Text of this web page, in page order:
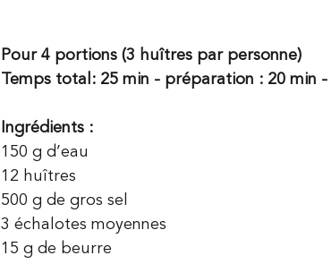
Pour 4 portions (3 huîtres par personne)
Temps total: 25 min - préparation : 20 min -
Ingrédients :
150 g d’eau
12 huîtres
500 g de gros sel
3 échalotes moyennes
15 g de beurre